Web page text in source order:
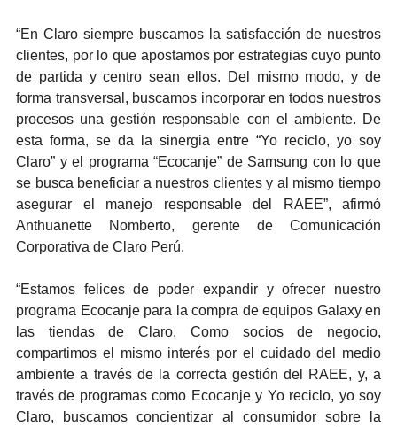
“En Claro siempre buscamos la satisfacción de nuestros
clientes, por lo que apostamos por estrategias cuyo punto
de partida y centro sean ellos. Del mismo modo, y de
forma transversal, buscamos incorporar en todos nuestros
procesos una gestión responsable con el ambiente. De
esta forma, se da la sinergia entre “Yo reciclo, yo soy
Claro” y el programa “Ecocanje” de Samsung con lo que
se busca beneficiar a nuestros clientes y al mismo tiempo
asegurar el manejo responsable del RAEE”, afirmó
Anthuanette Nomberto, gerente de Comunicación
Corporativa de Claro Perú.
“Estamos felices de poder expandir y ofrecer nuestro
programa Ecocanje para la compra de equipos Galaxy en
las tiendas de Claro. Como socios de negocio,
compartimos el mismo interés por el cuidado del medio
ambiente a través de la correcta gestión del RAEE, y, a
través de programas como Ecocanje y Yo reciclo, yo soy
Claro, buscamos concientizar al consumidor sobre la